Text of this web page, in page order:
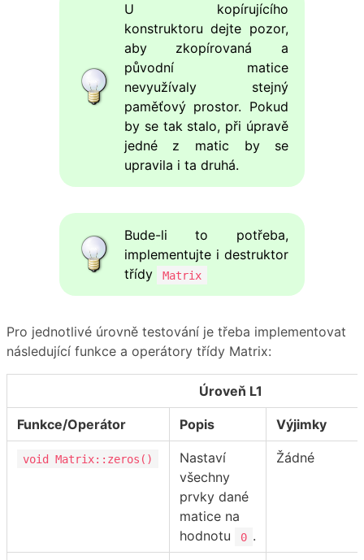
U kopírujícího
konstruktoru dejte pozor,
aby zkopírovaná a
původní matice
nevyužívaly stejný
paměťový prostor. Pokud
by se tak stalo, při úpravě
jedné z matic by se
upravila i ta druhá.
Bude-li to potřeba,
implementujte i destruktor
třídy
Matrix
Pro jednotlivé úrovně testování je třeba implementovat
následující funkce a operátory třídy Matrix:
Úroveň L1
Funkce/Operátor Popis Výjimky
void Matrix::zeros()
Nastaví
všechny
prvky dané
matice na
hodnotu
0 .
Žádné